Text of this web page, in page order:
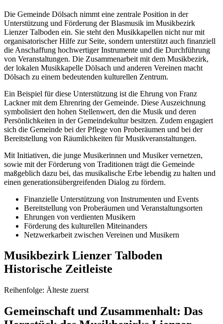
Die Gemeinde Dölsach nimmt eine zentrale Position in der
Unterstützung und Förderung der Blasmusik im Musikbezirk
Lienzer Talboden ein. Sie steht den Musikkapellen nicht nur mit
organisatorischer Hilfe zur Seite, sondern unterstützt auch finanziell
die Anschaffung hochwertiger Instrumente und die Durchführung
von Veranstaltungen. Die Zusammenarbeit mit dem Musikbezirk,
der lokalen Musikkapelle Dölsach und anderen Vereinen macht
Dölsach zu einem bedeutenden kulturellen Zentrum.
Ein Beispiel für diese Unterstützung ist die Ehrung von Franz
Lackner mit dem Ehrenring der Gemeinde. Diese Auszeichnung
symbolisiert den hohen Stellenwert, den die Musik und deren
Persönlichkeiten in der Gemeindekultur besitzen. Zudem engagiert
sich die Gemeinde bei der Pflege von Proberäumen und bei der
Bereitstellung von Räumlichkeiten für Musikveranstaltungen.
Mit Initiativen, die junge Musikerinnen und Musiker vernetzen,
sowie mit der Förderung von Traditionen trägt die Gemeinde
maßgeblich dazu bei, das musikalische Erbe lebendig zu halten und
einen generationsübergreifenden Dialog zu fördern.
Finanzielle Unterstützung von Instrumenten und Events
Bereitstellung von Proberäumen und Veranstaltungsorten
Ehrungen von verdienten Musikern
Förderung des kulturellen Miteinanders
Netzwerkarbeit zwischen Vereinen und Musikern
Musikbezirk Lienzer Talboden
Historische Zeitleiste
Reihenfolge: Älteste zuerst
Gemeinschaft und Zusammenhalt: Das